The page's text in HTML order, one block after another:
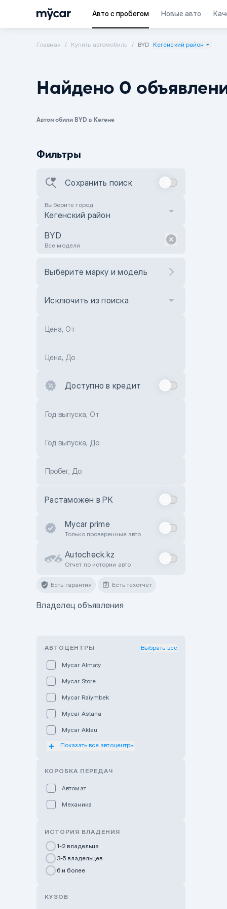
Авто с пробегом Новые авто
Главная Купить автомобиль BYD Кегенский район
Найдено 0
Автомобили BYD в Кегене
Фильтры
Сохранить поиск
Выберите город
Кегенский район
BYD
Все модели
Выберите марку и модель
Исключить из поиска
Цена, От
Цена, До
Доступно в кредит
Год выпуска, От
Год выпуска, До
Пробег, До
Растаможен в РК
Mycar prime
Только проверенные авто
Autocheck.kz
Отчет по истории авто
Есть гарантия Есть техотчёт
Владелец объявления
АВТОЦЕНТРЫ Выбрать все
Mycar Almaty
Mycar Store
Mycar Raiymbek
Mycar Astana
Mycar Aktau
Mycar Uralsk
GWM Nurly Zhol
Chery Astana
Показать все автоцентры
КОРОБКА ПЕРЕДАЧ
Автомат
Механика
ИСТОРИЯ ВЛАДЕНИЯ
1-2 владельца
3-5 владельцев
6 и более
КУЗОВ